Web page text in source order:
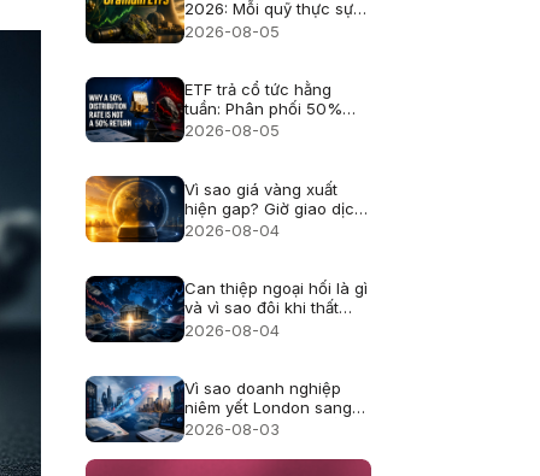
2026: Mỗi quỹ thực sự
nắm giữ gì?
2026-08-05
ETF trả cổ tức hằng
tuần: Phân phối 50%
không phải lãi 50%
2026-08-05
Vì sao giá vàng xuất
hiện gap? Giờ giao dịch
và thanh khoản
2026-08-04
Can thiệp ngoại hối là gì
và vì sao đôi khi thất
bại?
2026-08-04
Vì sao doanh nghiệp
niêm yết London sang
Mỹ, cổ đông thay đổi
2026-08-03